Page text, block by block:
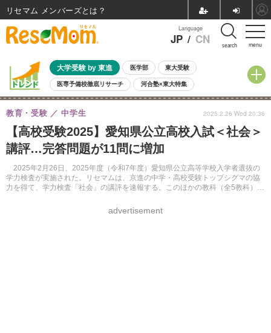
menu
Language
JP / CN search
大学受験 by 東進 医学部 東大受験
医専予備校徹底リサーチ 河合塾×東大特集
親子で考える大学選び 高校受験 中学受験 小学校受験
共通テスト 夏休み
8月開催イベント・WS 全国公立高校 過去問 人気記事
自由研究教材（小学生向け） 自由研究教材（中学生向け）
【高校受験2025】愛知県公立高校入試＜社会＞
講評…完答問題が11問に増加
2025年2月26日、2025年度（令和7年度）愛知県公立高等学校入学者選抜の
学力検査が実施された。リセマムは、京進の中学・高校受験トップシグマの協
力を得て、学力検査「社会」の講評を速報する。このほかの教科（全5教科）に
教育・受験 中学生
advertisement
2025.2.26 Wed 20:36
リセマム メンバーズ